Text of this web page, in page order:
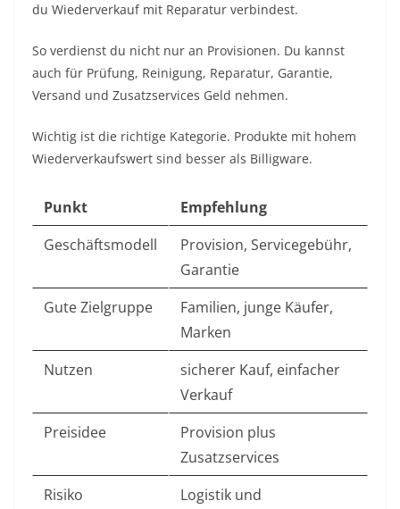
du Wiederverkauf mit Reparatur verbindest.
So verdienst du nicht nur an Provisionen. Du kannst
auch für Prüfung, Reinigung, Reparatur, Garantie,
Versand und Zusatzservices Geld nehmen.
Wichtig ist die richtige Kategorie. Produkte mit hohem
Wiederverkaufswert sind besser als Billigware.
Punkt
Empfehlung
Geschäftsmodell
Provision, Servicegebühr,
Garantie
Gute Zielgruppe
Familien, junge Käufer,
Marken
Nutzen
sicherer Kauf, einfacher
Verkauf
Preisidee
Provision plus
Zusatzservices
Risiko
Logistik und